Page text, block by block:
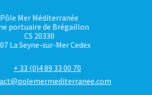
Pôle Mer Méditerranée
portuaire de Brégaillon
CS 20330
La Seyne-sur-Mer Cedex
+ 33 (0)4 89 33 00 70